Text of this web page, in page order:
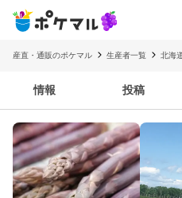
産直・通販のポケマル 生産者一覧 北海
情報 投稿